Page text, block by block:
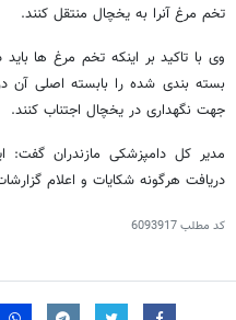
تخم مرغ آنرا به یخچال منتقل کنند.
وی با تاکید بر اینکه تخم مرغ ها
بسته بندی شده را بابسته اصلی آن
جهت نگهداری در یخچال اجتناب کنند.
دریافت هرگونه شکایات و اعلام
کد مطلب6093917